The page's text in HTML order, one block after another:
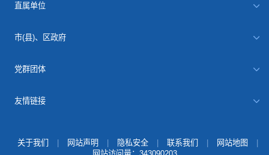
直属单位
市(县)、区政府
党群团体
友情链接
关于我们 网站声明 隐私安全 联系我们 网站地图